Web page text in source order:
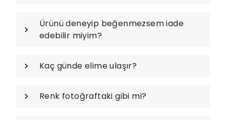
Ürünü deneyip beğenmezsem iade
edebilir miyim?
Kaç günde elime ulaşır?
Renk fotoğraftaki gibi mi?